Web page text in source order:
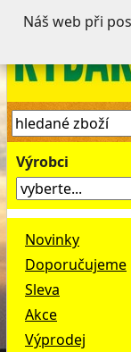
Výrobci
Novinky
Doporučujeme
Sleva
Akce
Výprodej
Náš web při